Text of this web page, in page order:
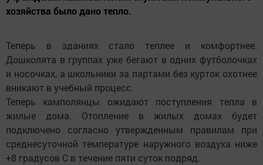
хозяйства было дано тепло.
Теперь в зданиях стало теплее и комфортнее.
Дошколята в группах уже бегают в одних футболочках
и носочках, а школьники за партами без курток охотнее
вникают в учебный процесс.
Теперь камполянцы ожидают поступления тепла в
жилые дома. Отопление в жилых домах будет
подключено согласно утвержденным правилам при
среднесуточной температуре наружного воздуха ниже
+8 градусов С в течение пяти суток подряд.